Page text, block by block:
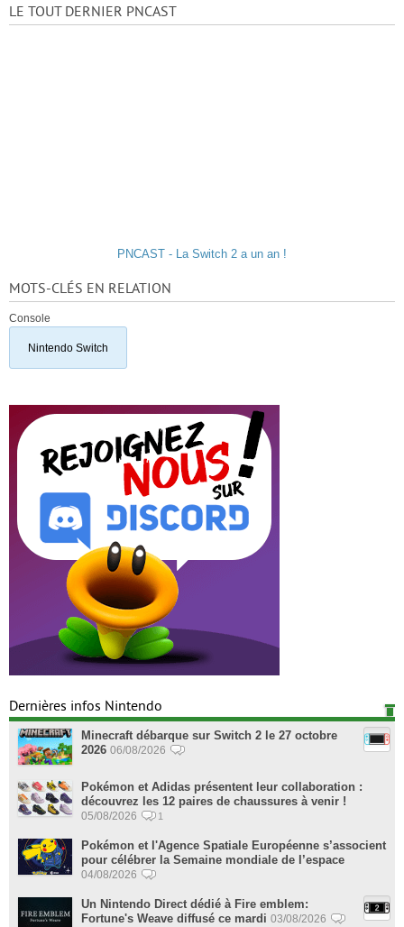
LE TOUT DERNIER PNCAST
PNCAST - La Switch 2 a un an !
MOTS-CLÉS EN RELATION
Console
Nintendo Switch
Dernières infos Nintendo
Minecraft débarque sur Switch 2 le 27 octobre
2026 06/08/2026
Pokémon et Adidas présentent leur collaboration :
découvrez les 12 paires de chaussures à venir !
05/08/2026 1
Pokémon et l'Agence Spatiale Européenne s’associent
pour célébrer la Semaine mondiale de l’espace
04/08/2026
Un Nintendo Direct dédié à Fire emblem:
Fortune's Weave diffusé ce mardi 03/08/2026